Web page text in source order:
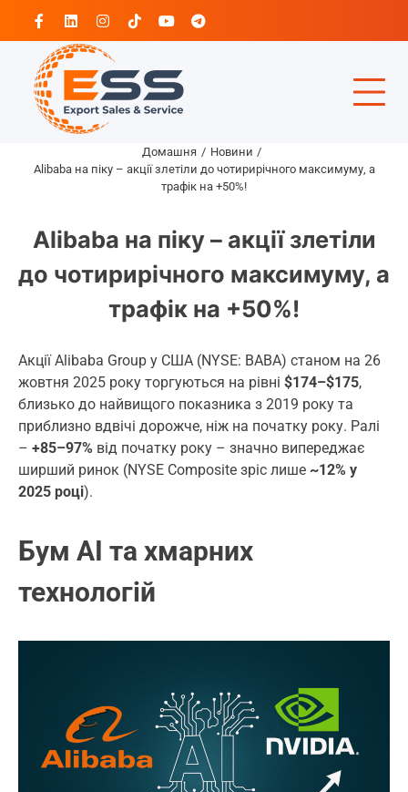
Перейти
Facebook
LinkedinInstagram
TiktokYoutubeTelegram
Домашня
Новини
Alibaba на піку – акції злетіли до чотирирічного максимуму, а
трафік на +50%!
Alibaba на піку – акції злетіли
до чотирирічного максимуму, а
трафік на +50%!
Акції Alibaba Group у США (NYSE: BABA) станом на 26
жовтня 2025 року торгуються на рівні $174–$175,
близько до найвищого показника з 2019 року та
приблизно вдвічі дорожче, ніж на початку року. Ралі
– +85–97% від початку року – значно випереджає
ширший ринок (NYSE Composite зріс лише ~12% у
2025 році).
Бум AI та хмарних
технологій